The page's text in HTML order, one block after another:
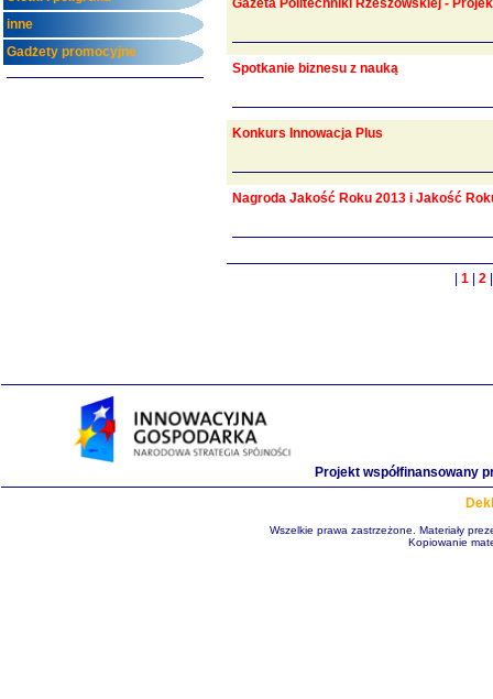
inne
Gadżety promocyjne
Gazeta Politechniki Rzeszowskiej -
Spotkanie biznesu z nauką
Konkurs Innowacja Plus
Nagroda Jakość Roku 2013 i Jakość
1 2
Projekt współfinansowany
Wszelkie prawa zastrzeżone. Materiały
Kopiowanie